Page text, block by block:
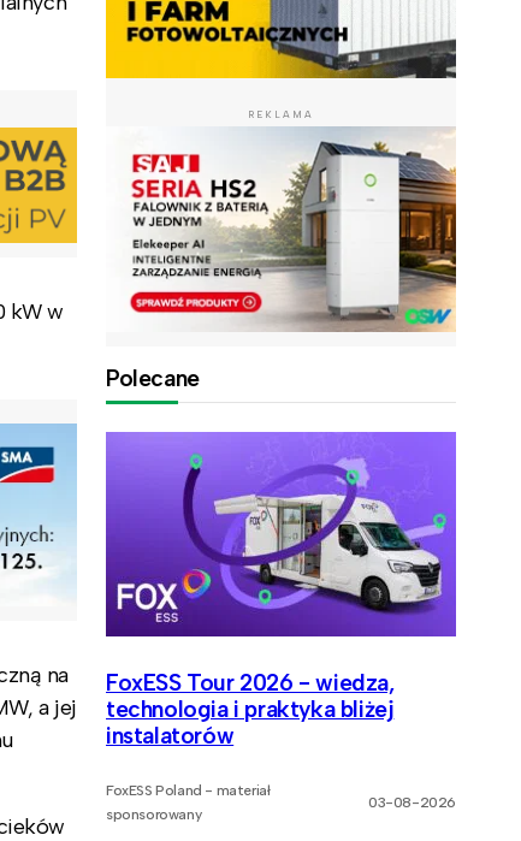
kW w
na
a jej
REKLAMA
Polecane
FoxESS Tour 2026 - wiedza,
technologia i praktyka bliżej
instalatorów
FoxESS Poland - materiał
sponsorowany
03-08-2026